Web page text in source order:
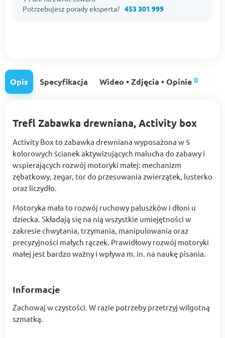
Potrzebujesz porady eksperta? 453 301 999
Opis Specyfikacja Wideo • Zdjęcia • Opinie 0
Trefl Zabawka drewniana, Activity box
Activity Box to zabawka drewniana wyposażona w 5
kolorowych ścianek aktywizujących malucha do zabawy i
wspierających rozwój motoryki małej: mechanizm
zębatkowy, zegar, tor do przesuwania zwierzątek, lusterko
oraz liczydło.
Motoryka mała to rozwój ruchowy paluszków i dłoni u
dziecka. Składają się na nią wszystkie umiejętności w
zakresie chwytania, trzymania, manipulowania oraz
precyzyjności małych rączek. Prawidłowy rozwój motoryki
małej jest bardzo ważny i wpływa m. in. na naukę pisania.
Informacje
Zachowaj w czystości. W razie potrzeby przetrzyj wilgotną
szmatką.